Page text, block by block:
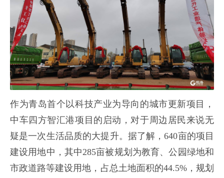
作为青岛首个以科技产业为导向的城市更新项目，
中车四方智汇港项目的启动，对于周边居民来说无
疑是一次生活品质的大提升。据了解，640亩的项目
建设用地中，其中285亩被规划为教育、公园绿地和
市政道路等建设用地，占总土地面积的44.5%，规划